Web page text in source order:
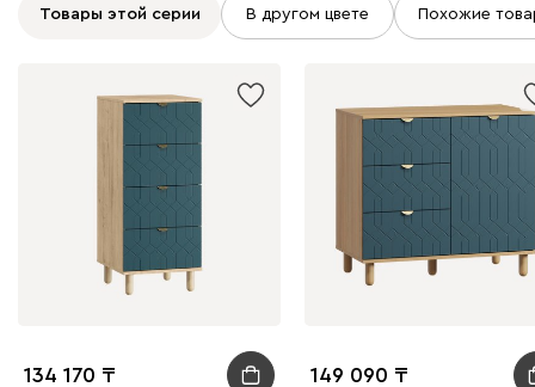
Товары этой серии В другом цвете Похожие
134 170 149 090